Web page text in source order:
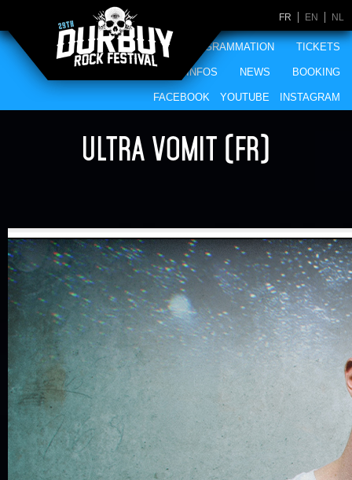
FR EN NL
ACCUEIL PROGRAMMATION TICKETS
INFOS NEWS BOOKING
FACEBOOK YOUTUBE INSTAGRAM
ULTRA VOMIT (FR)